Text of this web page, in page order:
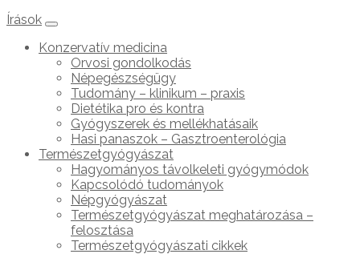
Írások
Konzervatív medicina
Orvosi gondolkodás
Népegészségügy
Tudomány – klinikum – praxis
Dietétika pro és kontra
Gyógyszerek és mellékhatásaik
Hasi panaszok – Gasztroenterológia
Természetgyógyászat
Hagyományos távolkeleti gyógymódok
Kapcsolódó tudományok
Népgyógyászat
Természetgyógyászat meghatározása –
felosztása
Természetgyógyászati cikkek